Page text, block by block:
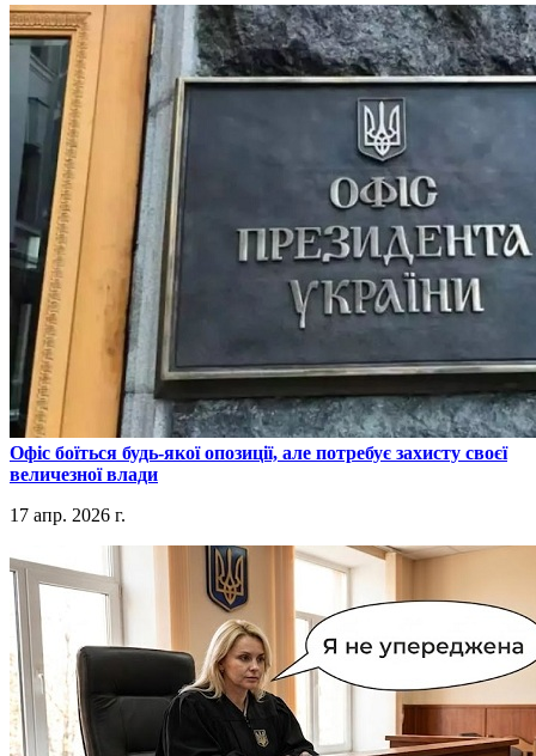
​Офіс боїться будь-якої опозиції, але потребує захисту своєї
величезної влади
17 апр. 2026 г.